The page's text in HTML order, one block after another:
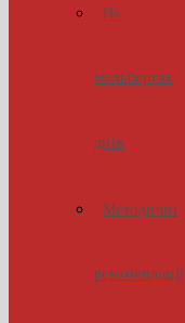
На
мольбертах
днів
Методичні
рекомендації